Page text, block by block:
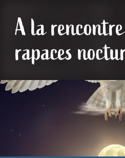
Aller
contenu
principal
A la
rapaces